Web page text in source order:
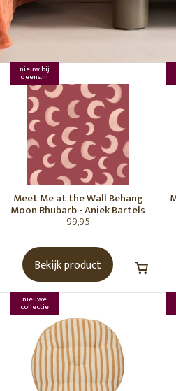
nieuw bij
deens.nl
Meet Me at the Wall Behang
Moon Rhubarb - Aniek Bartels
99,95
Bekijk product
nieuwe
collectie